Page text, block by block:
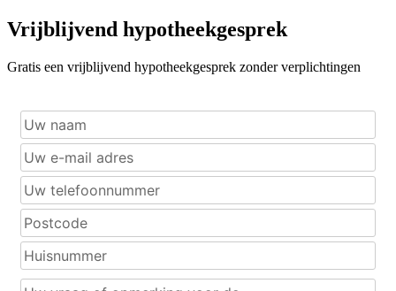
Vrijblijvend hypotheekgesprek
Gratis een vrijblijvend hypotheekgesprek zonder verplichtingen